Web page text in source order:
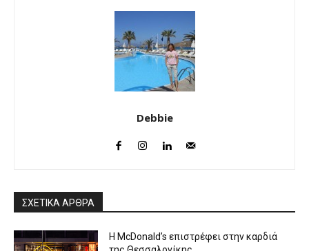
Debbie
ΣΧΕΤΙΚΑ ΑΡΘΡΑ
Η McDonald’s επιστρέφει στην καρδιά